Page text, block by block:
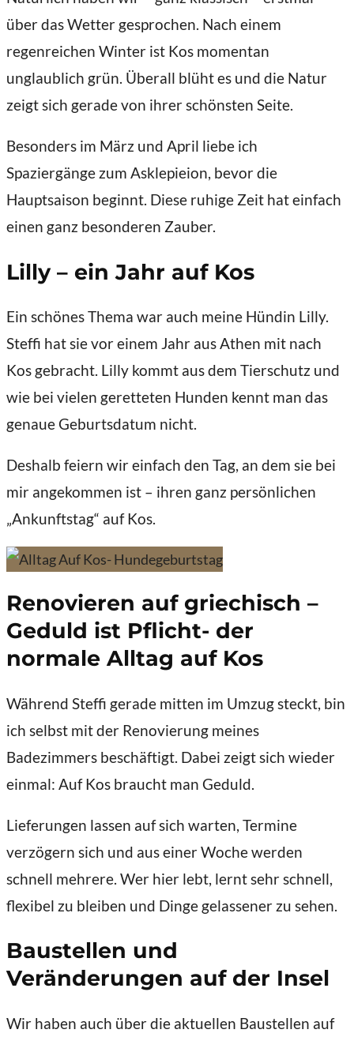
über das Wetter gesprochen. Nach einem
regenreichen Winter ist Kos momentan
unglaublich grün. Überall blüht es und die Natur
zeigt sich gerade von ihrer schönsten Seite.
Besonders im März und April liebe ich
Spaziergänge zum Asklepieion, bevor die
Hauptsaison beginnt. Diese ruhige Zeit hat einfach
einen ganz besonderen Zauber.
Lilly – ein Jahr auf Kos
Ein schönes Thema war auch meine Hündin Lilly.
Steffi hat sie vor einem Jahr aus Athen mit nach
Kos gebracht. Lilly kommt aus dem Tierschutz und
wie bei vielen geretteten Hunden kennt man das
genaue Geburtsdatum nicht.
Deshalb feiern wir einfach den Tag, an dem sie bei
mir angekommen ist – ihren ganz persönlichen
„Ankunftstag“ auf Kos.
Renovieren auf griechisch –
Geduld ist Pflicht- der
normale Alltag auf Kos
Während Steffi gerade mitten im Umzug steckt, bin
ich selbst mit der Renovierung meines
Badezimmers beschäftigt. Dabei zeigt sich wieder
einmal: Auf Kos braucht man Geduld.
Lieferungen lassen auf sich warten, Termine
verzögern sich und aus einer Woche werden
schnell mehrere. Wer hier lebt, lernt sehr schnell,
flexibel zu bleiben und Dinge gelassener zu sehen.
Baustellen und
Veränderungen auf der Insel
Wir haben auch über die aktuellen Baustellen auf